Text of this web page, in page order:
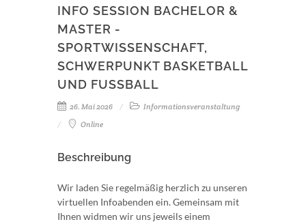
INFO SESSION BACHELOR &
MASTER -
SPORTWISSENSCHAFT,
SCHWERPUNKT BASKETBALL
UND FUSSBALL
26. Mai 2026
Informationsveranstaltung
Online
Beschreibung
Wir laden Sie regelmäßig herzlich zu unseren
virtuellen Infoabenden ein. Gemeinsam mit
Ihnen widmen wir uns jeweils einem